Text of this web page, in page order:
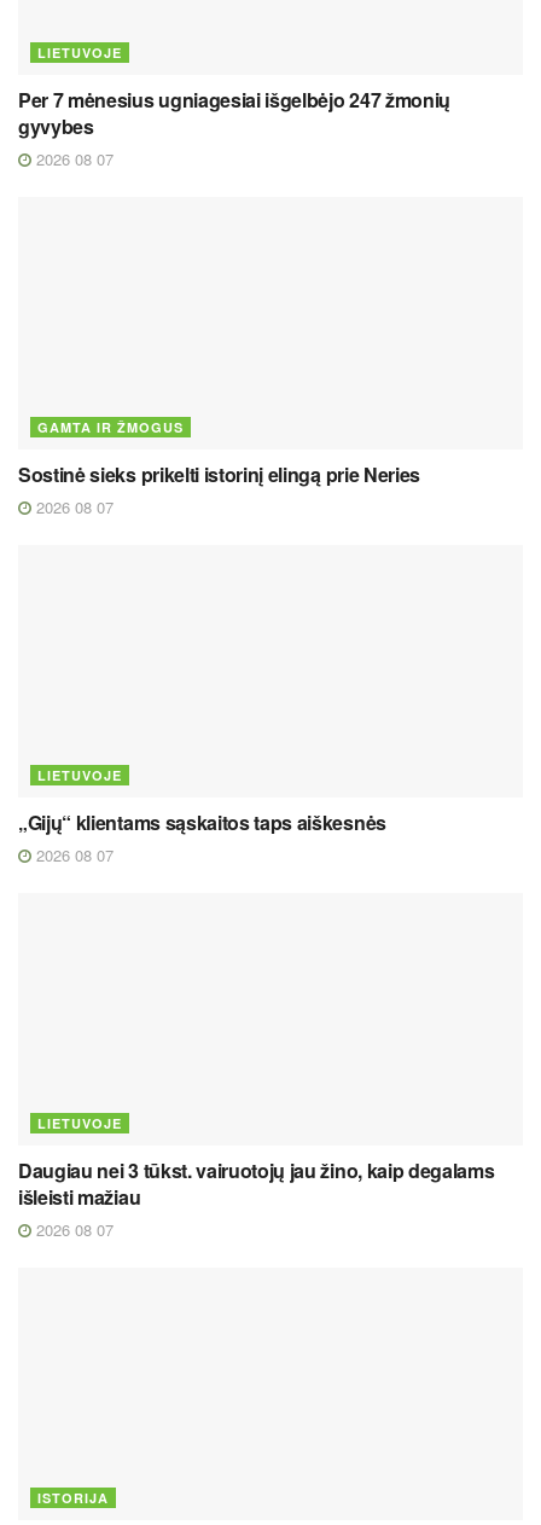
LIETUVOJE
Per 7 mėnesius ugniagesiai išgelbėjo 247 žmonių
gyvybes
2026 08 07
GAMTA IR ŽMOGUS
Sostinė sieks prikelti istorinį elingą prie Neries
2026 08 07
LIETUVOJE
„Gijų“ klientams sąskaitos taps aiškesnės
2026 08 07
LIETUVOJE
Daugiau nei 3 tūkst. vairuotojų jau žino, kaip degalams
išleisti mažiau
2026 08 07
ISTORIJA